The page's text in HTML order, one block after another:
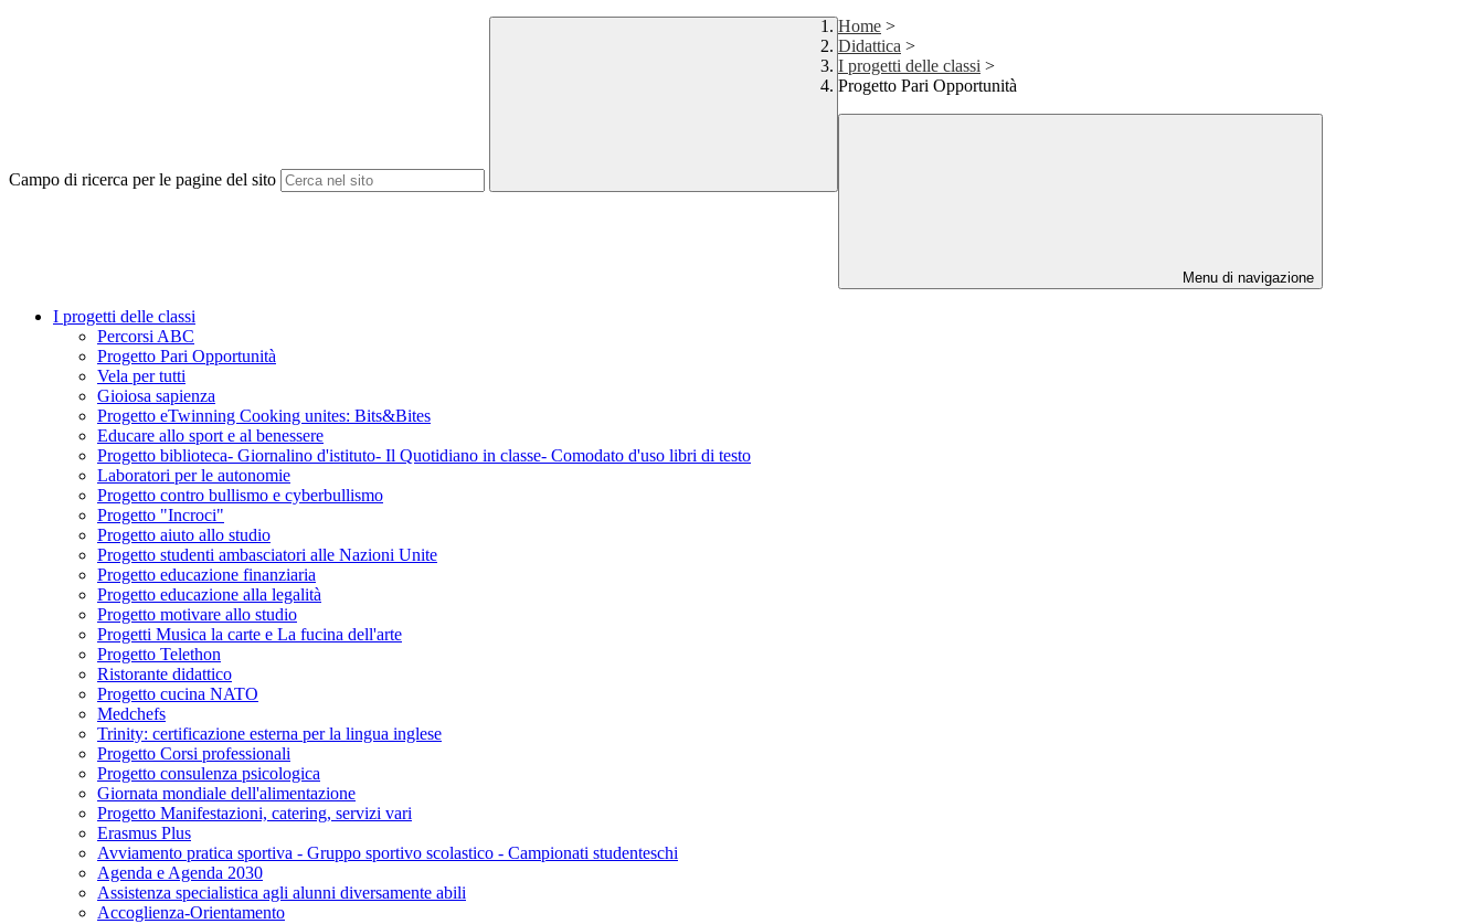
Campo di ricerca per le pagine del sito
Home >
Didattica >
I progetti delle classi >
Progetto Pari Opportunità
Menu di navigazione
I progetti delle classi
Percorsi ABC
Progetto Pari Opportunità
Vela per tutti
Gioiosa sapienza
Progetto eTwinning Cooking unites: Bits&Bites
Educare allo sport e al benessere
Progetto biblioteca- Giornalino d'istituto- Il Quotidiano in classe- Comodato d'uso libri di testo
Laboratori per le autonomie
Progetto contro bullismo e cyberbullismo
Progetto "Incroci"
Progetto aiuto allo studio
Progetto studenti ambasciatori alle Nazioni Unite
Progetto educazione finanziaria
Progetto educazione alla legalità
Progetto motivare allo studio
Progetti Musica la carte e La fucina dell'arte
Progetto Telethon
Ristorante didattico
Progetto cucina NATO
Medchefs
Trinity: certificazione esterna per la lingua inglese
Progetto Corsi professionali
Progetto consulenza psicologica
Giornata mondiale dell'alimentazione
Progetto Manifestazioni, catering, servizi vari
Erasmus Plus
Avviamento pratica sportiva - Gruppo sportivo scolastico - Campionati studenteschi
Agenda e Agenda 2030
Assistenza specialistica agli alunni diversamente abili
Accoglienza-Orientamento